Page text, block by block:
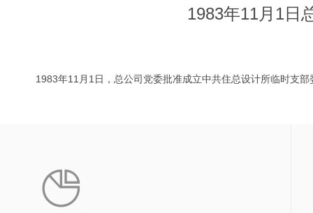
1983年11月1日
1983年11月1日，总公司党委批准成立中共住总设计所临时支